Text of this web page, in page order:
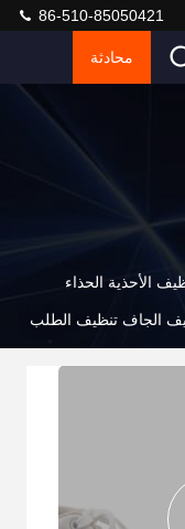
86-510-85050421
محادثة
الأحذية الحذاء
الجاف تنظيف الطلب